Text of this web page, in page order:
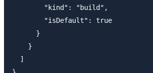
        "kind": "build",
        "isDefault": true
      }
    }
  ]